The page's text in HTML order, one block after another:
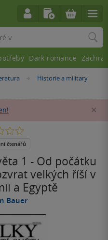
»Historie a military
1 - Od počátku
velkých říší v
a Egyptě
Bauer
čtenářů
Dark romance